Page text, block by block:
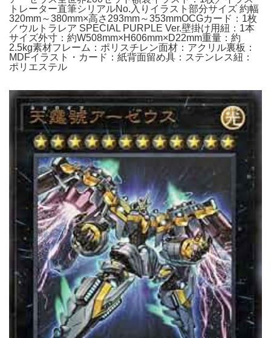
トレーター直筆シリアルNo.入りイラスト部分サイズ 約幅
320mm～380mm×高さ293mm～353mmOCGカード：1枚
／ウルトラレア SPECIAL PURPLE Ver.壁掛け用紐：1本
サイズ外寸：約W508mm×H606mm×D22mm重量：約
2.5kg素材フレーム：ポリスチレン面材：アクリル裏板：
MDFイラスト・カード：紙背面留め具：ステンレス紐：
ポリエステル